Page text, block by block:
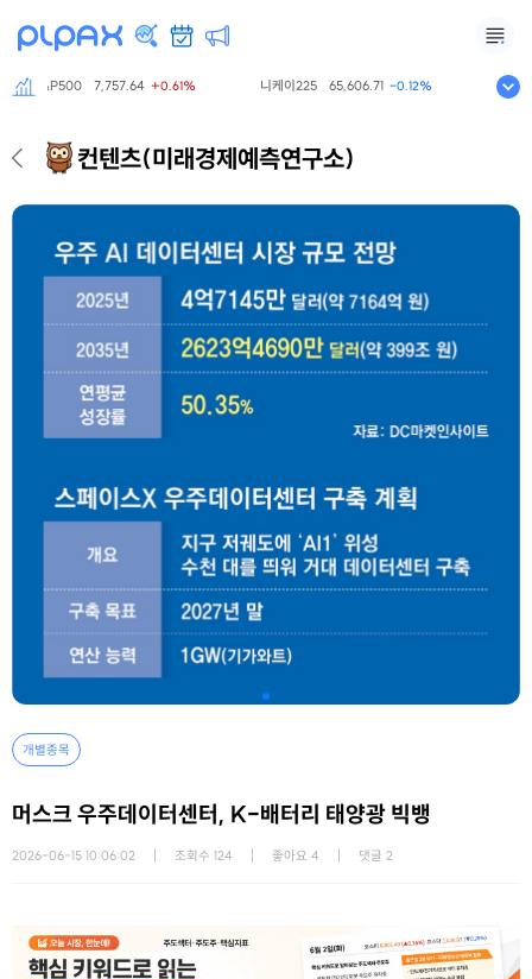
7,757.64 +0.61% 니케이225 65,606.71 -0.12%
컨텐츠(미래경제예측연구소)
개별종목
머스크 우주데이터센터, K-배터리 태양광 빅뱅
2026-06-15 10:06:02 조회수 124 좋아요 4 댓글 2